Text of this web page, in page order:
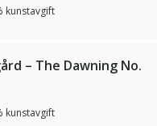
kunstavgift
– The Dawning No.
kunstavgift